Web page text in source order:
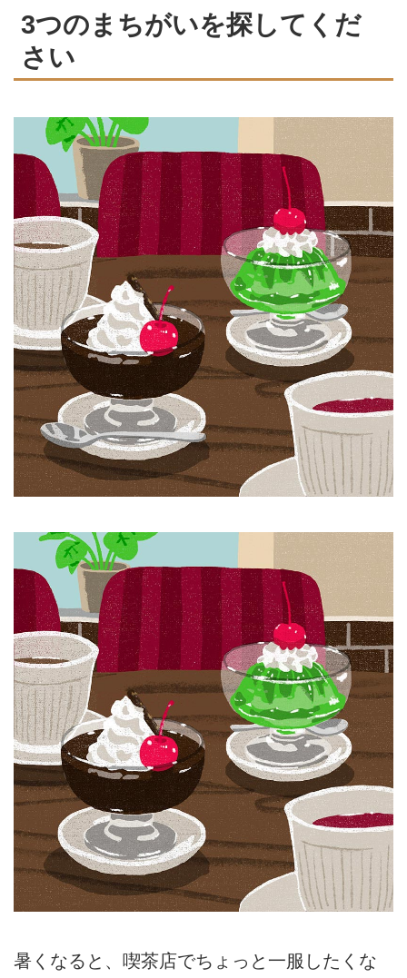
3つのまちがいを探してくだ
さい
暑くなると、喫茶店でちょっと一服したくな